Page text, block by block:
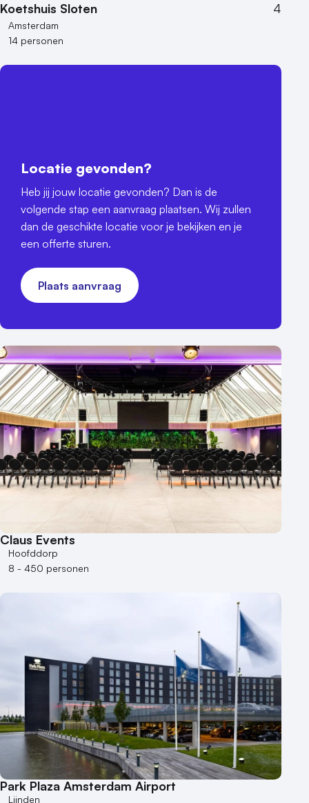
Koetshuis Sloten 4
Amsterdam
14 personen
Locatie gevonden?
Heb jij jouw locatie gevonden? Dan is de
volgende stap een aanvraag plaatsen. Wij zullen
dan de geschikte locatie voor je bekijken en je
een offerte sturen.
Plaats aanvraag
Claus Events
Hoofddorp
8 - 450 personen
Park Plaza Amsterdam Airport
Lijnden